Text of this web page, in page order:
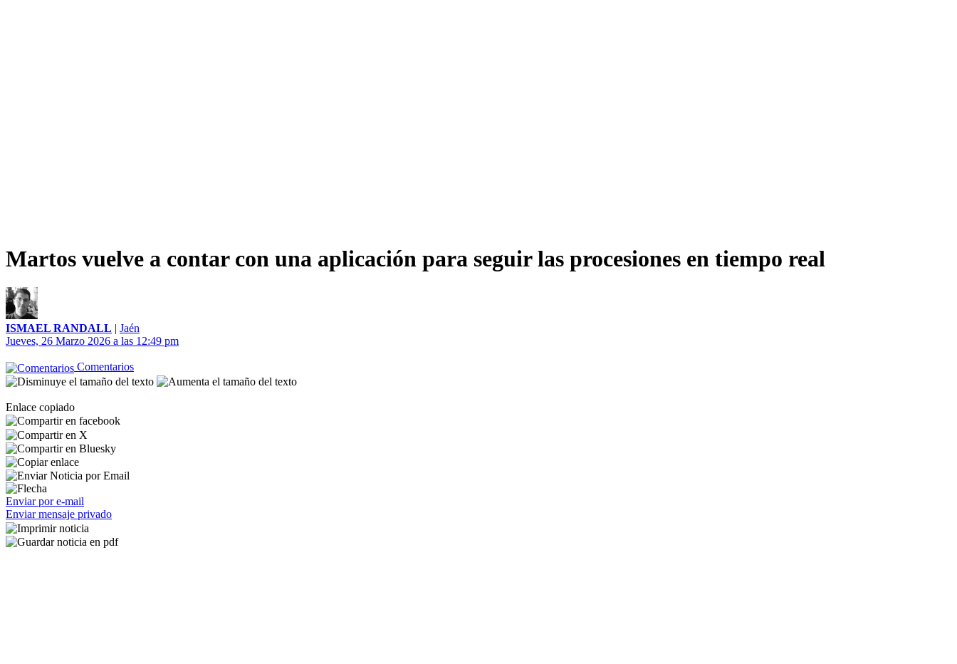
Martos vuelve a contar con una aplicación para seguir las procesiones en tiempo real
ISMAEL RANDALL | Jaén
Jueves, 26 Marzo 2026 a las 12:49 pm
Comentarios
Enlace copiado
Enviar por e-mail
Enviar mensaje privado